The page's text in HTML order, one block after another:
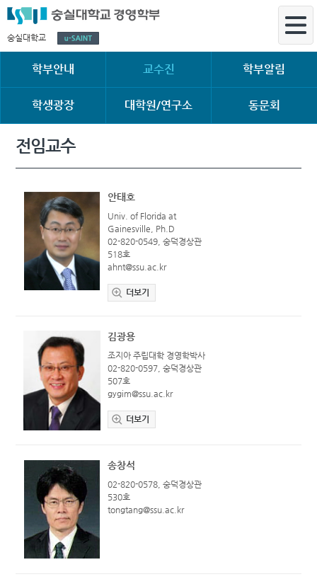
숭실대학교
학부안내 교수진 학부알림
학생광장 대학원/연구소 동문회
전임교수
안태호
Univ. of Florida at
Gainesville, Ph.D
02-820-0549, 숭덕경상관
518호
ahnt@ssu.ac.kr
더보기
김광용
조지아 주립대학 경영학박사
02-820-0597, 숭덕경상관
507호
gygim@ssu.ac.kr
더보기
송창석
02-820-0578, 숭덕경상관
530호
tongtang@ssu.ac.kr